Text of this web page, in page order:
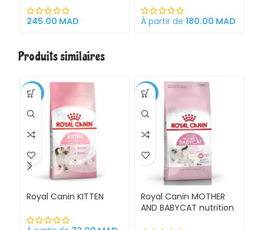
– Ownat Prime Grain
Free Mini Poulet &
avec
245.00 MAD
pour chats adultes
sensibles aux troubles
À partir de 180.00 MAD
Produits similaires
-1%
Royal Canin KITTEN
-11%
Royal Canin MOTHER
AND BABYCAT nutrition